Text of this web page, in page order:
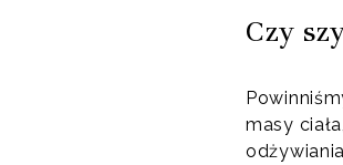
Czy
masy